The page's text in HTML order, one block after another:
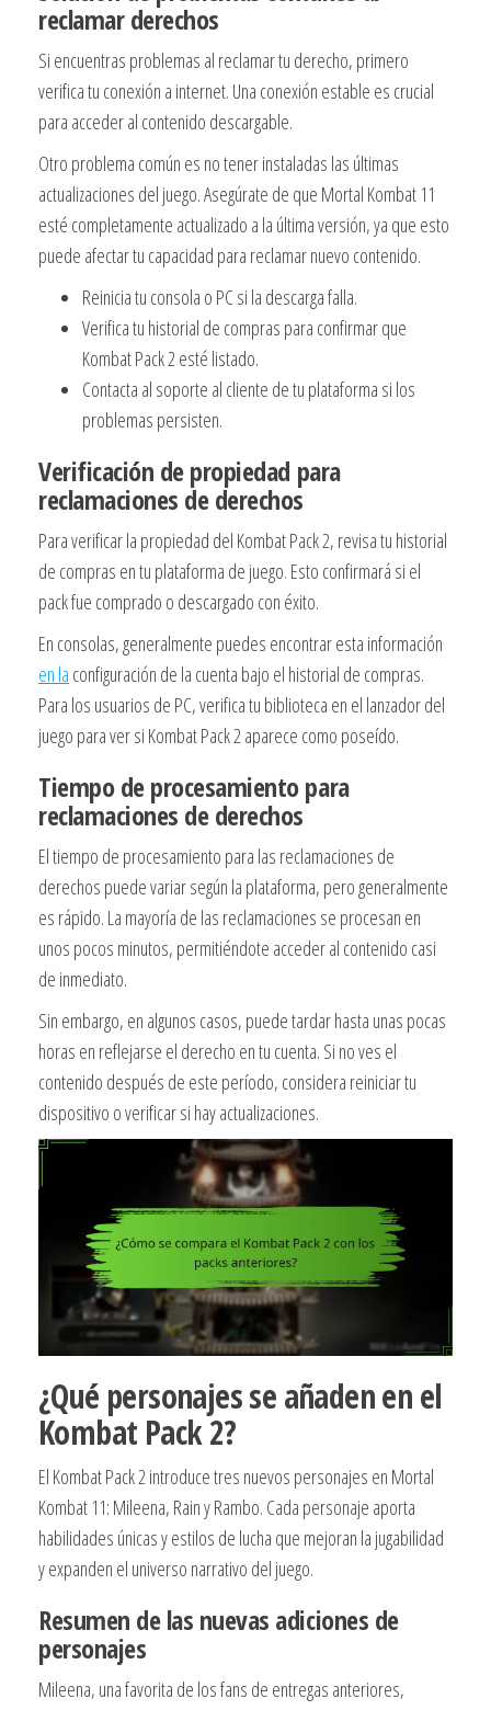
reclamar derechos
Si encuentras problemas al reclamar tu derecho, primero
verifica tu conexión a internet. Una conexión estable es crucial
para acceder al contenido descargable.
Otro problema común es no tener instaladas las últimas
actualizaciones del juego. Asegúrate de que Mortal Kombat 11
esté completamente actualizado a la última versión, ya que esto
puede afectar tu capacidad para reclamar nuevo contenido.
Reinicia tu consola o PC si la descarga falla.
Verifica tu historial de compras para confirmar que
Kombat Pack 2 esté listado.
Contacta al soporte al cliente de tu plataforma si los
problemas persisten.
Verificación de propiedad para
reclamaciones de derechos
Para verificar la propiedad del Kombat Pack 2, revisa tu historial
de compras en tu plataforma de juego. Esto confirmará si el
pack fue comprado o descargado con éxito.
En consolas, generalmente puedes encontrar esta información
en la configuración de la cuenta bajo el historial de compras.
Para los usuarios de PC, verifica tu biblioteca en el lanzador del
juego para ver si Kombat Pack 2 aparece como poseído.
Tiempo de procesamiento para
reclamaciones de derechos
El tiempo de procesamiento para las reclamaciones de
derechos puede variar según la plataforma, pero generalmente
es rápido. La mayoría de las reclamaciones se procesan en
unos pocos minutos, permitiéndote acceder al contenido casi
de inmediato.
Sin embargo, en algunos casos, puede tardar hasta unas pocas
horas en reflejarse el derecho en tu cuenta. Si no ves el
contenido después de este período, considera reiniciar tu
dispositivo o verificar si hay actualizaciones.
¿Qué personajes se añaden en el
Kombat Pack 2?
El Kombat Pack 2 introduce tres nuevos personajes en Mortal
Kombat 11: Mileena, Rain y Rambo. Cada personaje aporta
habilidades únicas y estilos de lucha que mejoran la jugabilidad
y expanden el universo narrativo del juego.
Resumen de las nuevas adiciones de
personajes
Mileena, una favorita de los fans de entregas anteriores,